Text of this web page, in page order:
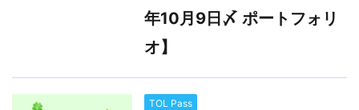
年10月9日〆 ポートフォリ
オ】
TOL Pass